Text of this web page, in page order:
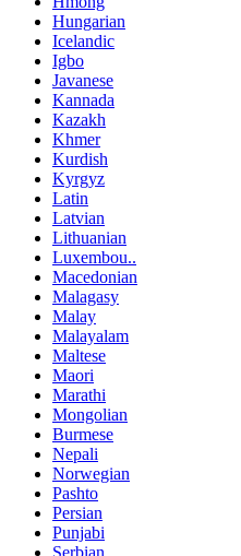
Hungarian
Icelandic
Igbo
Javanese
Kannada
Kazakh
Khmer
Kurdish
Kyrgyz
Latin
Latvian
Lithuanian
Luxembou..
Macedonian
Malagasy
Malay
Malayalam
Maltese
Maori
Marathi
Mongolian
Burmese
Nepali
Norwegian
Pashto
Persian
Punjabi
Serbian